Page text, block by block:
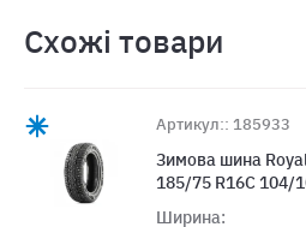
Схожі товари
Артикул:: 185933
Зимова шина
185/75 R16C 104/
Ширина: